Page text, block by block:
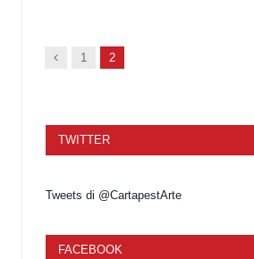
Prec.1 2
TWITTER
Tweets di @CartapestArte
FACEBOOK